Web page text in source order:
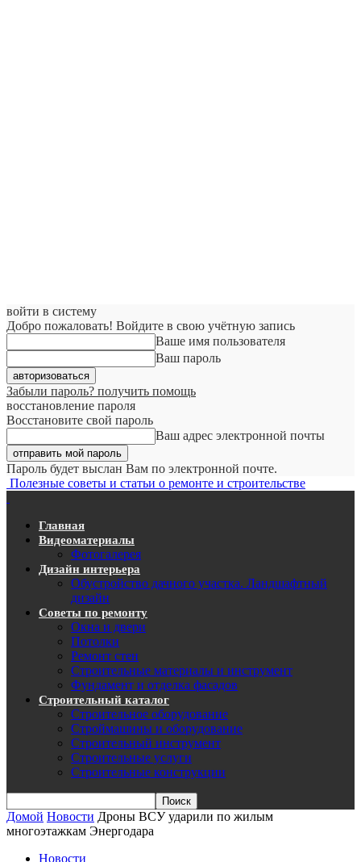
войти в систему
Добро пожаловать! Войдите в свою учётную запись
Ваше имя пользователя
Ваш пароль
Забыли пароль? получить помощь
восстановление пароля
Восстановите свой пароль
Ваш адрес электронной почты
Пароль будет выслан Вам по электронной почте.
Полезные советы и статьи о ремонте и строительстве
Главная
Видеоматериалы
Фотогалерея
Дизайн интерьера
Обустройство дачного участка. Ландшафтный
дизайн
Советы по ремонту
Окна и двери
Потолки
Ремонт стен
Строительные материалы и инструмент
Фундамент и отделка фасадов
Строительный каталог
Строительное оборудование
Строймашины и оборудование
Строительный инструмент
Строительные услуги
Строительные конструкции
Домой Новости Дроны ВСУ ударили по жилым
многоэтажкам Энергодара
Новости